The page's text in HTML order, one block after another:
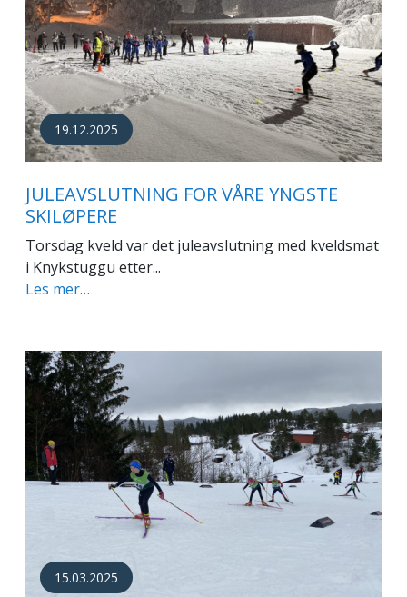
19.12.2025
JULEAVSLUTNING FOR VÅRE YNGSTE
SKILØPERE
Torsdag kveld var det juleavslutning med kveldsmat
i Knykstuggu etter...
Les mer…
15.03.2025